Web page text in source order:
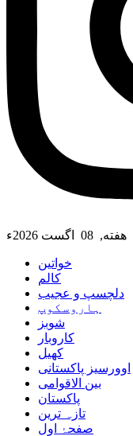
هفته, 08 اگست 2026ء
خواتین
کالم
دلچسپ و عجیب
ہاروسکوپ
شوبز
کاروبار
کھیل
اوورسیز پاکستانی
بین الاقوامی
پاکستان
تازہ ترین
صفحۂ اول